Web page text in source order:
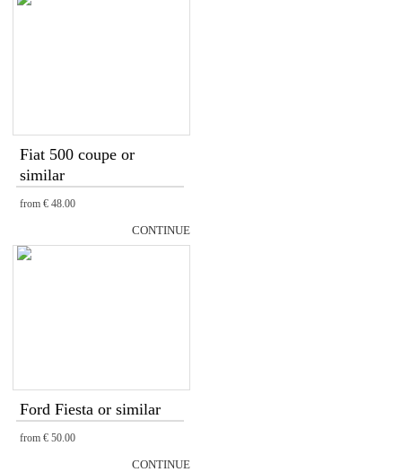
Fiat 500 coupe or
similar
from € 48.00
CONTINUE
Ford Fiesta or similar
from € 50.00
CONTINUE